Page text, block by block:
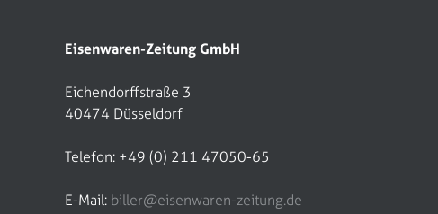
Eisenwaren-Zeitung GmbH
Eichendorffstraße 3
40474 Düsseldorf
Telefon: +49 (0) 211 47050-65
E-Mail: biller@eisenwaren-zeitung.de